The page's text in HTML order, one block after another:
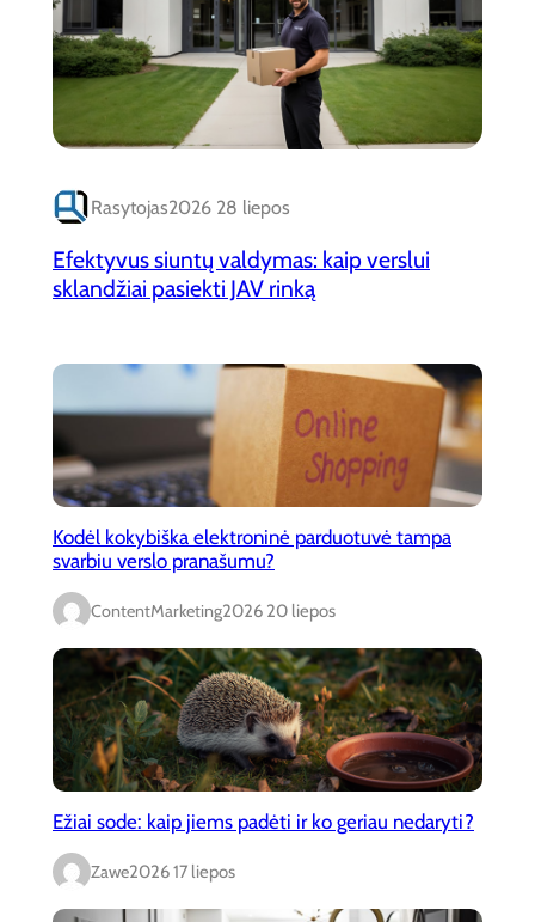
Rasytojas2026 28 liepos
Efektyvus siuntų valdymas: kaip verslui
sklandžiai pasiekti JAV rinką
Kodėl kokybiška elektroninė parduotuvė tampa
svarbiu verslo pranašumu?
ContentMarketing2026 20 liepos
Ežiai sode: kaip jiems padėti ir ko geriau nedaryti?
Zawe2026 17 liepos